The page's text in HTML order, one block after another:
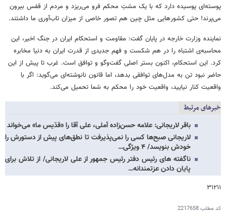
پوسته‌ای پوسیده دارد که با یک مشتِ محکم فرو می‌ریزد و مردم از قفس بیرون
می‌پرند! حتی کشورهایی مثل چین هم تصور خاصی از میزان تاب‌آوری ما داشتند.
نماینده وزارت خارجه در پایان گفت: مقاومت و استحکام ایران در جنگ اخیر، این
محاسبه‌ی اشتباه را در هم شکست و فهم جدیدی از قدرت ایران به دنیا مخابره
کرد. این استحکام، اکنون بستر اصلی گفت‌وگو و توافق است. غرب تا پیش از این
حاضر نبود تن به مدل‌های توافقی بدهد، اما قانون نانوشته‌ای می‌گوید: اگر با
واقعیت کنار نیایید، واقعیت خود را محکم به شما تحمیل می‌کند.
خبرهای مرتبط
باقر لاریجانی: علامه حسن‌زاده آملی، علی آقا را «قدّیس ما» می‌خواند
لاریجانی صبح‌ها کسی را نمی‌پذیرفت تا نطق‌های پیش از دستورش را
خودش بنویسد/ ۴ ویژگی…
ناگفته های رئیس دفتر رئیس جمهور از علی لاریجانی/ از تلاش برای
پایان دادن عزتمندانه…
۳۱۲۱۱
کد مطلب2217658